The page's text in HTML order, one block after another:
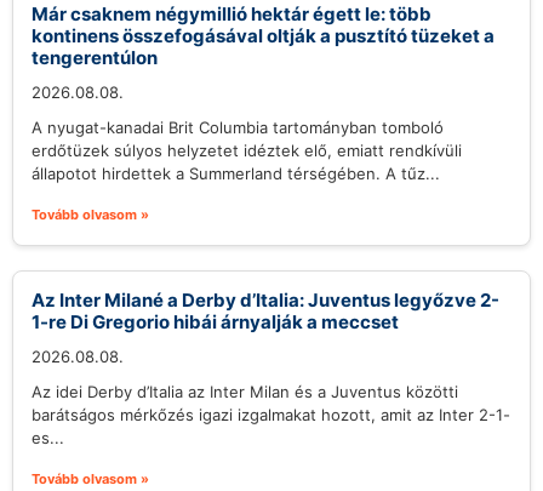
Már csaknem négymillió hektár égett le: több
kontinens összefogásával oltják a pusztító tüzeket a
tengerentúlon
2026.08.08.
A nyugat-kanadai Brit Columbia tartományban tomboló
erdőtüzek súlyos helyzetet idéztek elő, emiatt rendkívüli
állapotot hirdettek a Summerland térségében. A tűz...
Tovább olvasom »
Az Inter Milané a Derby d’Italia: Juventus legyőzve 2-
1-re Di Gregorio hibái árnyalják a meccset
2026.08.08.
Az idei Derby d’Italia az Inter Milan és a Juventus közötti
barátságos mérkőzés igazi izgalmakat hozott, amit az Inter 2-1-
es...
Tovább olvasom »